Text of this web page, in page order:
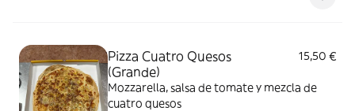
Pizza Cuatro Quesos
(Grande)
15,50 €
Mozzarella, salsa de tomate y mezcla de
cuatro quesos